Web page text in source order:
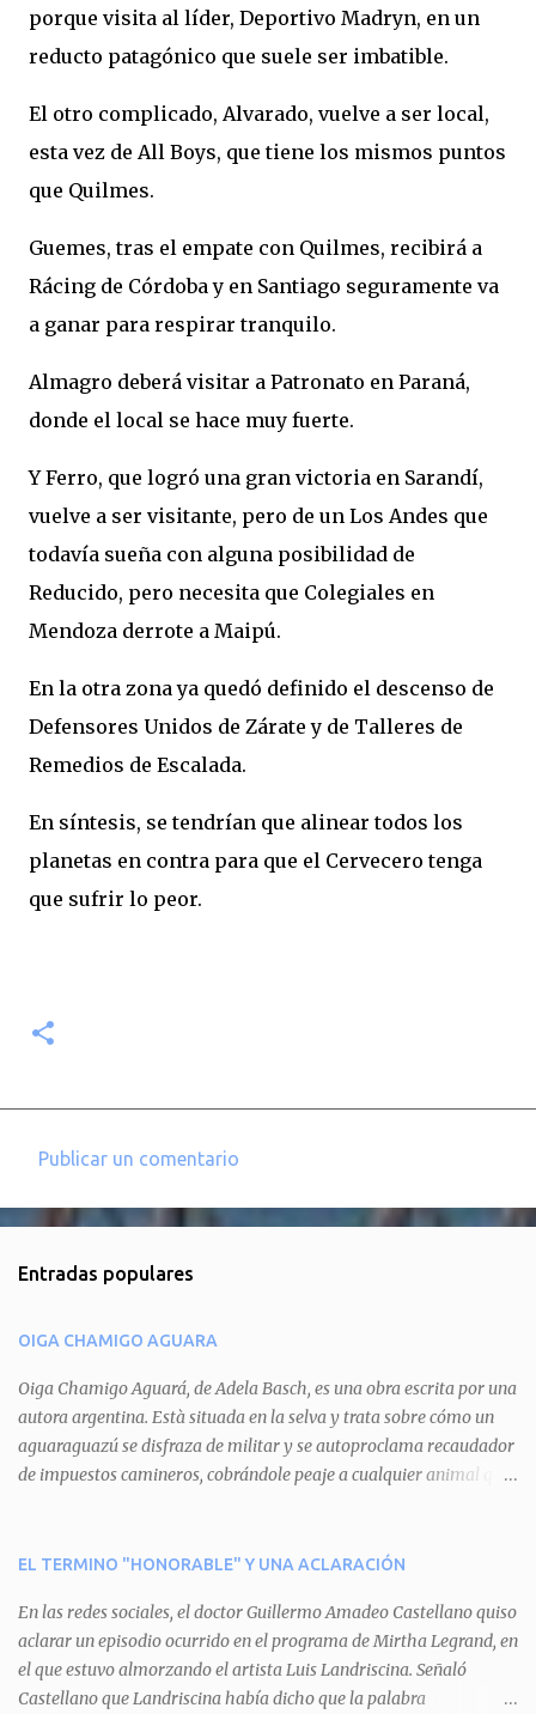
porque visita al líder, Deportivo Madryn, en un
reducto patagónico que suele ser imbatible.
El otro complicado, Alvarado, vuelve a ser local,
esta vez de All Boys, que tiene los mismos puntos
que Quilmes.
Guemes, tras el empate con Quilmes, recibirá a
Rácing de Córdoba y en Santiago seguramente va
a ganar para respirar tranquilo.
Almagro deberá visitar a Patronato en Paraná,
donde el local se hace muy fuerte.
Y Ferro, que logró una gran victoria en Sarandí,
vuelve a ser visitante, pero de un Los Andes que
todavía sueña con alguna posibilidad de
Reducido, pero necesita que Colegiales en
Mendoza derrote a Maipú.
En la otra zona ya quedó definido el descenso de
Defensores Unidos de Zárate y de Talleres de
Remedios de Escalada.
En síntesis, se tendrían que alinear todos los
planetas en contra para que el Cervecero tenga
que sufrir lo peor.
e
t
a
r
i
o
Publicar un comentario
Entradas populares
OIGA CHAMIGO AGUARA
Oiga Chamigo Aguará, de Adela Basch, es una obra escrita por una
autora argentina. Està situada en la selva y trata sobre cómo un
aguaraguazú se disfraza de militar y se autoproclama recaudador
de impuestos camineros, cobrándole peaje a cualquier animal que
aguará le provoca. De igual manera pasa con Tatú, el armadillo.
del aguará y pasa sin pagar. Por último, Tui, la cotorra, deja
expuesta la mentira del aguará y arenga a los otros tres
personajes a unirse para enfrentarlo. Finalmente, terminan por
quitarle el disfraz de militar, y el aguará huye despavorido al verse
EL TERMINO "HONORABLE" Y UNA ACLARACIÓN
En las redes sociales, el doctor Guillermo Amadeo Castellano quiso
aclarar un episodio ocurrido en el programa de Mirtha Legrand, en
el que estuvo almorzando el artista Luis Landriscina. Señaló
Castellano que Landriscina había dicho que la palabra